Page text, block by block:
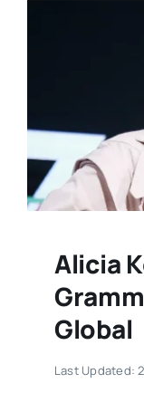
Alicia
Global
Last Updated: